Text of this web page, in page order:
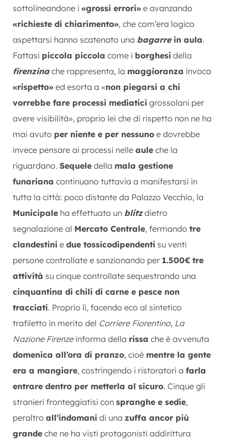
sottolineandone i «grossi errori» e avanzando
«richieste di chiarimento», che com’era logico
aspettarsi hanno scatenato una bagarrein aula.
Fattasi piccola piccola come i borghesi della
firenzina che rappresenta, la maggioranza invoca
«rispetto» ed esorta a «non piegarsi a chi
vorrebbe fare processi mediatici grossolani per
avere visibilità», proprio lei che di rispetto non ne ha
mai avuto per niente e per nessuno e dovrebbe
invece pensare ai processi nelle aule che la
riguardano. Sequele della mala gestione
funariana continuano tuttavia a manifestarsi in
tutta la città: poco distante da Palazzo Vecchio, la
Municipale ha effettuato un blitz dietro
segnalazione al Mercato Centrale, fermando tre
clandestini e due tossicodipendenti su venti
persone controllate e sanzionando per 1.500€ tre
attività su cinque controllate sequestrando una
cinquantina di chili di carne e pesce non
tracciati. Proprio lì, facendo eco al sintetico
trafiletto in merito del Corriere Fiorentino, La
Nazione Firenzeinforma della rissa che è avvenuta
domenica all’ora di pranzo, cioè mentre la gente
era a mangiare, costringendo i ristoratori a farla
entrare dentro per metterla al sicuro. Cinque gli
stranieri fronteggiatisi con spranghe e sedie,
peraltro all’indomani di una zuffa ancor più
grande che ne ha visti protagonisti addirittura